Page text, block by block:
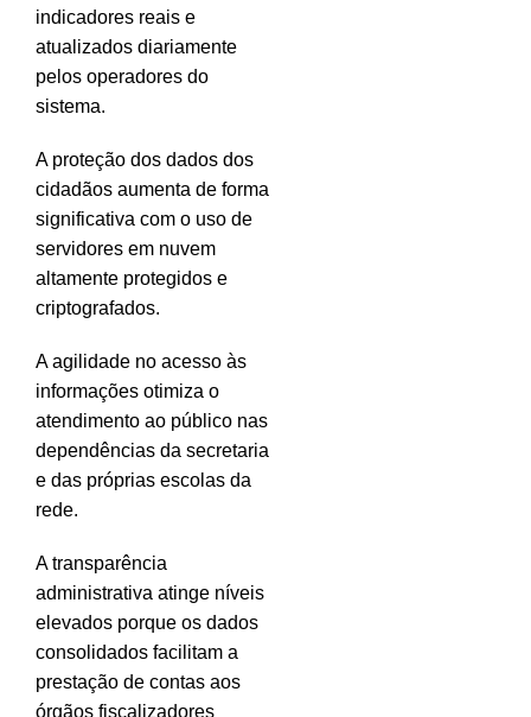
indicadores reais e
atualizados diariamente
pelos operadores do
sistema.
A proteção dos dados dos
cidadãos aumenta de forma
significativa com o uso de
servidores em nuvem
altamente protegidos e
criptografados.
A agilidade no acesso às
informações otimiza o
atendimento ao público nas
dependências da secretaria
e das próprias escolas da
rede.
A transparência
administrativa atinge níveis
elevados porque os dados
consolidados facilitam a
prestação de contas aos
órgãos fiscalizadores